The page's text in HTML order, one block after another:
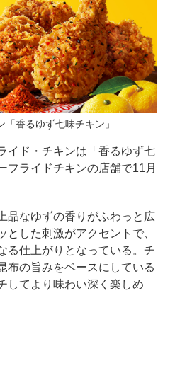
香るゆず七味チキン」
ド・チキンは「香るゆず七
フライドチキンの店舗で11月
なゆずの香りがふわっと広
とした刺激がアクセントで、
る仕上がりとなっている。チ
布の旨みをベースにしている
してより味わい深く楽しめ